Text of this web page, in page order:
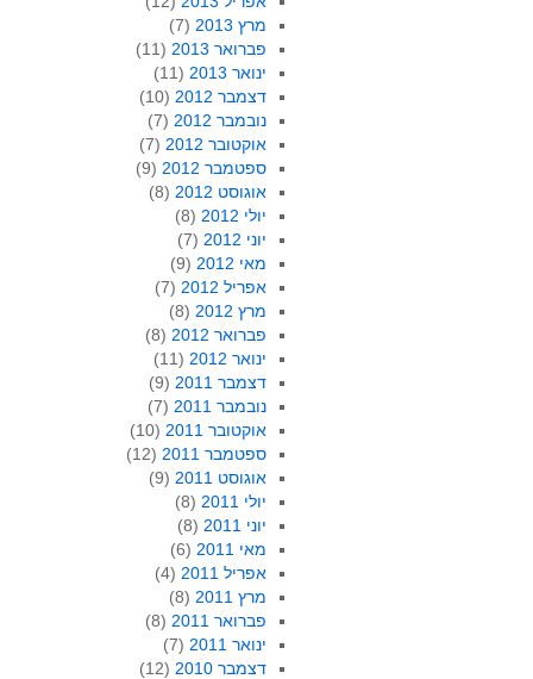
מרץ 2013
(7)
פברואר 2013
(11)
ינואר 2013
(11)
דצמבר 2012
(10)
נובמבר 2012
(7)
אוקטובר 2012
(7)
ספטמבר 2012
(9)
אוגוסט 2012
(8)
יולי 2012
(8)
יוני 2012
(7)
מאי 2012
(9)
אפריל 2012
(7)
מרץ 2012
(8)
פברואר 2012
(8)
ינואר 2012
(11)
דצמבר 2011
(9)
נובמבר 2011
(7)
אוקטובר 2011
(10)
ספטמבר 2011
(12)
אוגוסט 2011
(9)
יולי 2011
(8)
יוני 2011
(8)
מאי 2011
(6)
אפריל 2011
(4)
מרץ 2011
(8)
פברואר 2011
(8)
ינואר 2011
(7)
דצמבר 2010
(12)